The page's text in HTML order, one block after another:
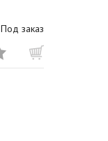
Под заказ